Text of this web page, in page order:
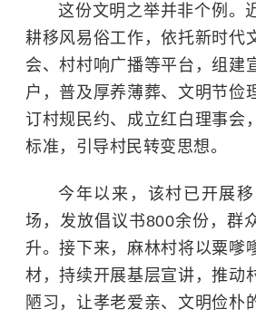
这份文明之举并非个例。
耕移风易俗工作，依托新时代
会、村村响广播等平台，组建
户，普及厚养薄葬、文明节俭
订村规民约、成立红白理事会
标准，引导村民转变思想。
今年以来，该村已开展
场，发放倡议书800余份，群
升。接下来，麻林村将以粟嗲
材，持续开展基层宣讲，推动
陋习，让孝老爱亲、文明俭朴